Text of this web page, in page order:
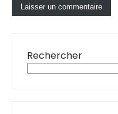
Rechercher